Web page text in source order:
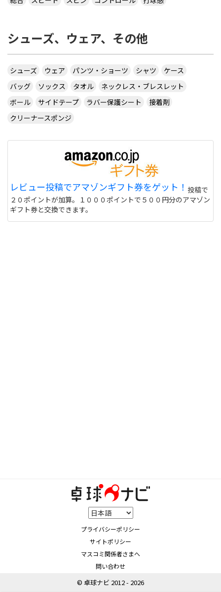
シューズ、ウェア、その他
シューズ ウェア パンツ・ショーツ シャツ
ケース
バッグ
ソックス タオル
ネックレス・ブレスレット
ボール
サイドテープ ラバー保護シート
接着剤
クリーナースポンジ
レビュー投稿でアマゾンギフト券をゲット！ 投稿で
２０ポイントが加算。１０００ポイントで５００円分のアマゾン
ギフト券と交換できます。
プライバシーポリシー
サイトポリシー
マスコミ関係者さまへ
問い合わせ
© 卓球ナビ 2012 - 2026